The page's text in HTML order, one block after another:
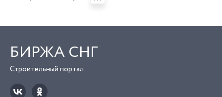
БИРЖА СНГ
Строительный портал